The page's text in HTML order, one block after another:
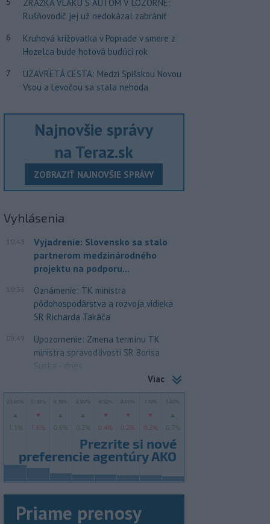
ZRÁŽKA VLAKU S AUTOM V LOZORNE:
Rušňovodič jej už nedokázal zabrániť
6
Kruhová križovatka v Poprade v smere z
Hozelca bude hotová budúci rok
7
UZAVRETÁ CESTA: Medzi Spišskou Novou
Vsou a Levočou sa stala nehoda
Najnovšie správy
na Teraz.sk
ZOBRAZIŤ NAJNOVŠIE SPRÁVY
Vyhlásenia
10:43
Vyjadrenie: Slovensko sa stalo
partnerom medzinárodného
projektu na podporu...
10:36
Oznámenie: TK ministra
pôdohospodárstva a rozvoja vidieka
SR Richarda Takáča
09:49
Upozornenie: Zmena termínu TK
ministra spravodlivosti SR Borisa
Suska - dnes
Viac
Priame prenosy